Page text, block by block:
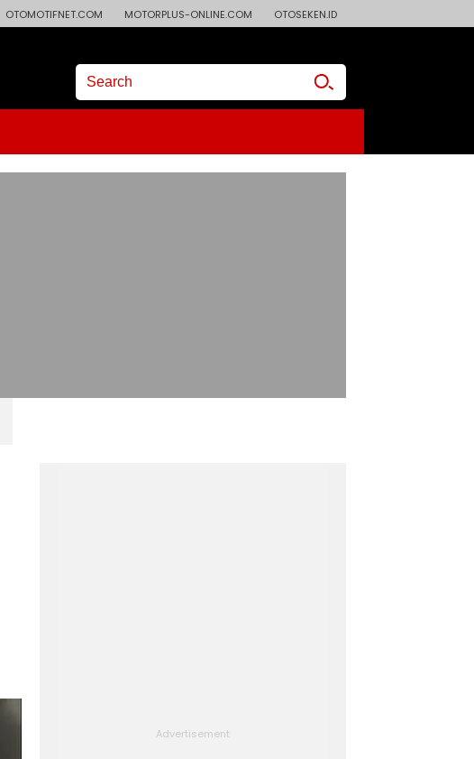
OTOMOTIFNET.COM MOTORPLUS-ONLINE.COM OTOSEKEN.ID